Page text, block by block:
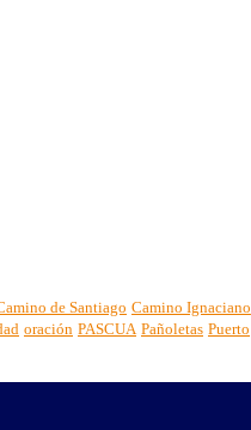
de Santiago Camino Ignaciano
oración PASCUA Pañoletas Puerto